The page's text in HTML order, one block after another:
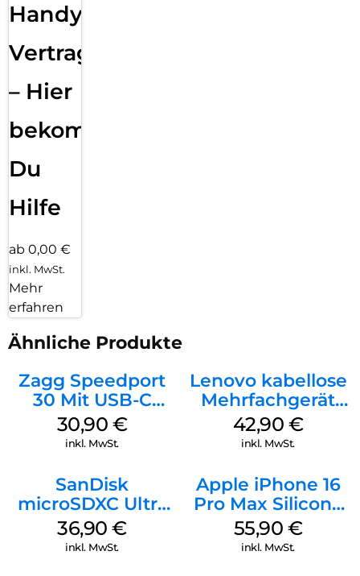
Handy
Vertragsabwicklung
– Hier
bekommst
Du
Hilfe
ab 0,00 €
inkl. MwSt.
Mehr
erfahren
Ähnliche Produkte
Zagg Speedport
30 Mit USB-C
Kabel Weiß
30,90 €
inkl. MwSt.
Lenovo kabellose
Mehrfachgerät
Luna Grey
42,90 €
inkl. MwSt.
SanDisk
microSDXC Ultra
128 GB + Adapter
Mobile
36,90€
inkl. MwSt.
Apple iPhone 16
Pro Max Silicone
Case MagSafe
Stone Gray
55,90 €
inkl. MwSt.